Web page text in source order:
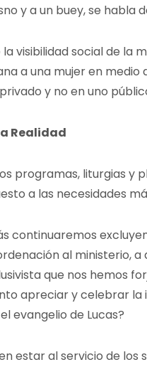
y a un buey, se habla
visibilidad social de la
a una mujer en medio
y no en uno
Realidad
programas, liturgias y
a las necesidades
continuaremos
al ministerio,
que nos hemos
apreciar y celebrar la
evangelio de Lucas?
estar al servicio de los